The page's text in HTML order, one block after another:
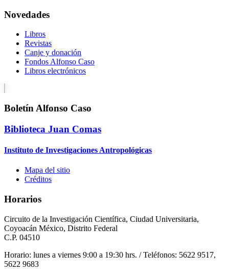
Novedades
Libros
Revistas
Canje y donación
Fondos Alfonso Caso
Libros electrónicos
Boletín Alfonso Caso
Biblioteca Juan Comas
Instituto de Investigaciones Antropológicas
Mapa del sitio
Créditos
Horarios
Circuito de la Investigación Científica, Ciudad Universitaria,
Coyoacán México, Distrito Federal
C.P. 04510
Horario: lunes a viernes 9:00 a 19:30 hrs. / Teléfonos: 5622 9517,
5622 9683